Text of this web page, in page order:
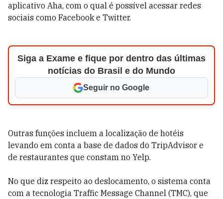
aplicativo Aha, com o qual é possível acessar redes
sociais como Facebook e Twitter.
Siga a Exame e fique por dentro das últimas
notícias do Brasil e do Mundo
Seguir no Google
Outras funções incluem a localização de hotéis
levando em conta a base de dados do TripAdvisor e
de restaurantes que constam no Yelp.
No que diz respeito ao deslocamento, o sistema conta
com a tecnologia Traffic Message Channel (TMC), que